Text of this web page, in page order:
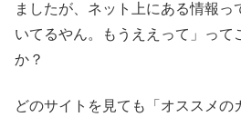
ましたが、ネット上にある情報
いてるやん。もうええって」って
か？
どのサイトを見ても「オススメの